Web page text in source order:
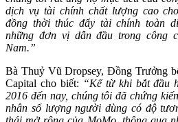
dịch vụ tài chính chất lượng cao
đồng thời thúc đẩy tài chính toàn
những đơn vị dẫn đầu trong công
Nam.”
Bà Thuỷ Vũ Dropsey, Đồng Trưởng
Capital cho biết: “Kể từ khi bắt đầu
2016 đến nay, chúng tôi đã chứng
nhân số lượng người dùng có độ